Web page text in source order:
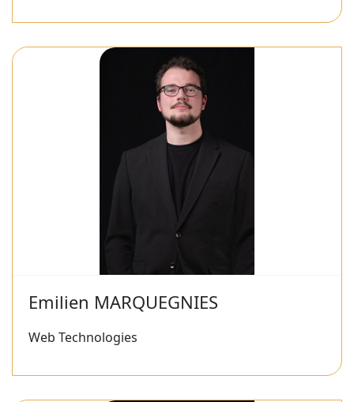
Emilien MARQUEGNIES
Web Technologies